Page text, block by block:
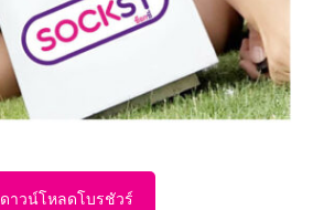
ดาวน์โหลดโบรชัวร์